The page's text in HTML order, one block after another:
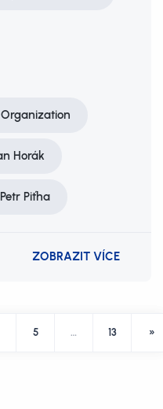
Organization
Horák
Petr Piťha
ZOBRAZIT VÍCE
5 … 13 »